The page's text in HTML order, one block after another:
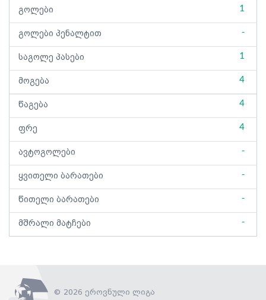
გოლები 1
გოლები პენალტით -
საგოლე პასები 1
მოგება 4
წაგება 4
ფრე 4
ავტოგოლები -
ყვითელი ბარათები -
წითელი ბარათები -
მშრალი მატჩები -
© 2026 ეროვნული ლიგა